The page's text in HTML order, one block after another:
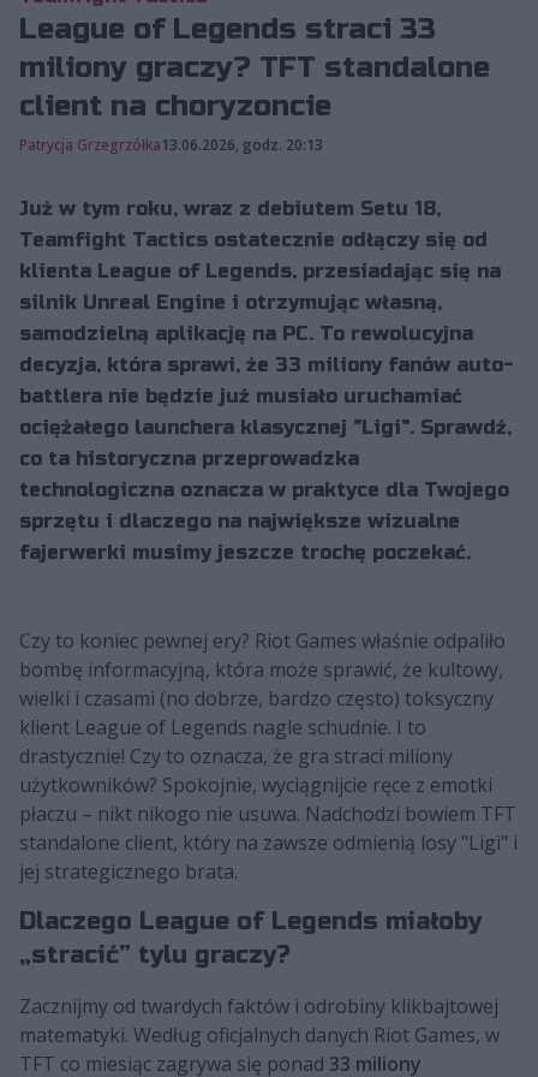
League of Legends straci 33
miliony graczy? TFT standalone
client na choryzoncie
Patrycja Grzegrzółka13.06.2026, godz. 20:13
Już w tym roku, wraz z debiutem Setu 18,
Teamfight Tactics ostatecznie odłączy się od
klienta League of Legends, przesiadając się na
silnik Unreal Engine i otrzymując własną,
samodzielną aplikację na PC. To rewolucyjna
decyzja, która sprawi, że 33 miliony fanów auto-
battlera nie będzie już musiało uruchamiać
ociężałego launchera klasycznej "Ligi". Sprawdź,
co ta historyczna przeprowadzka
technologiczna oznacza w praktyce dla Twojego
sprzętu i dlaczego na największe wizualne
fajerwerki musimy jeszcze trochę poczekać.
Czy to koniec pewnej ery? Riot Games właśnie odpaliło
bombę informacyjną, która może sprawić, że kultowy,
wielki i czasami (no dobrze, bardzo często) toksyczny
klient League of Legends nagle schudnie. I to
drastycznie! Czy to oznacza, że gra straci miliony
użytkowników? Spokojnie, wyciągnijcie ręce z emotki
płaczu – nikt nikogo nie usuwa. Nadchodzi bowiem TFT
standalone client, który na zawsze odmienią losy "Ligi" i
jej strategicznego brata.
Dlaczego League of Legends miałoby
„stracić” tylu graczy?
Zacznijmy od twardych faktów i odrobiny klikbajtowej
matematyki. Według oficjalnych danych Riot Games, w
TFT co miesiąc zagrywa się ponad 33 miliony